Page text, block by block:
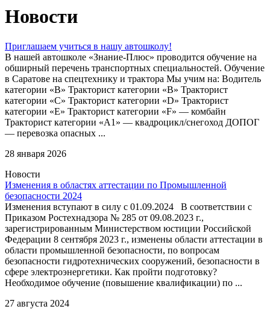
Новости
Приглашаем учиться в нашу автошколу!
В нашей автошколе «Знание-Плюс» проводится обучение на
обширный перечень транспортных специальностей. Обучение
в Саратове на спецтехнику и трактора Мы учим на: Водитель
категории «B» Тракторист категории «B» Тракторист
категории «C» Тракторист категории «D» Тракторист
категории «E» Тракторист категории «F» — комбайн
Тракторист категории «А1» — квадроцикл/снегоход ДОПОГ
— перевозка опасных ...
28 января 2026
Новости
Изменения в областях аттестации по Промышленной
безопасности 2024
Изменения вступают в силу с 01.09.2024 В соответствии с
Приказом Ростехнадзора № 285 от 09.08.2023 г.,
зарегистрированным Министерством юстиции Российской
Федерации 8 сентября 2023 г., изменены области аттестации в
области промышленной безопасности, по вопросам
безопасности гидротехнических сооружений, безопасности в
сфере электроэнергетики. Как пройти подготовку?
Необходимое обучение (повышение квалификации) по ...
27 августа 2024